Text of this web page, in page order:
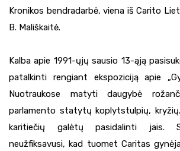
Kronikos bendradarbė, viena iš Carito
B. Mališkaitė.
Kalba apie 1991-ųjų sausio 13-ąją
patalkinti rengiant ekspoziciją apie
Nuotraukose matyti daugybė
parlamento statytų koplytstulpių,
karitiečių galėtų pasidalinti jais.
neužfiksavusi, kad tuomet Caritas